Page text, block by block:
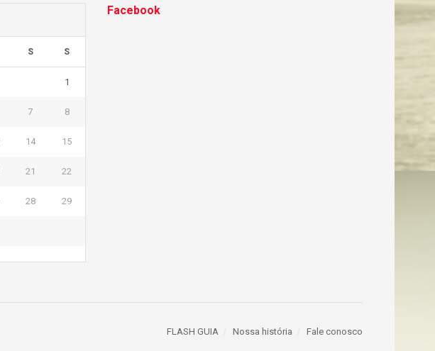
S S
1
7 8
14 15
21 22
28 29
Facebook
FLASH GUIA Nossa história Fale conosco